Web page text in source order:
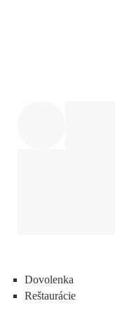
Dovolenka
Reštaurácie